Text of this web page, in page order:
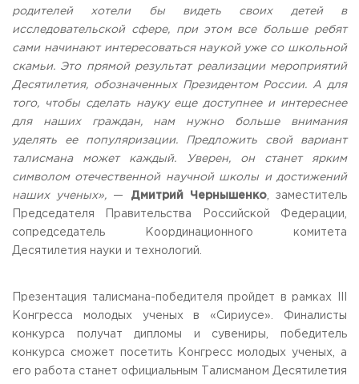
родителей хотели бы видеть своих детей в
исследовательской сфере, при этом все больше ребят
сами начинают интересоваться наукой уже со школьной
скамьи. Это прямой результат реализации мероприятий
Десятилетия, обозначенных Президентом России. А для
того, чтобы сделать науку еще доступнее и интереснее
для наших граждан, нам нужно больше внимания
уделять ее популяризации. Предложить свой вариант
талисмана может каждый. Уверен, он станет ярким
символом отечественной научной школы и достижений
наших ученых», — Дмитрий Чернышенко, заместитель
Председателя Правительства Российской Федерации,
сопредседатель Координационного комитета
Десятилетия науки и технологий.
Презентация талисмана-победителя пройдет в рамках III
Конгресса молодых ученых в «Сириусе». Финалисты
конкурса получат дипломы и сувениры, победитель
конкурса сможет посетить Конгресс молодых ученых, а
его работа станет официальным Талисманом Десятилетия